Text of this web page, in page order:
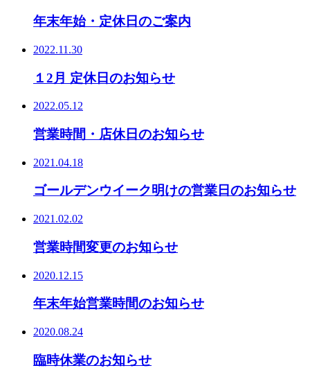
年末年始・定休日のご案内
2022.11.30
１2月 定休日のお知らせ
2022.05.12
営業時間・店休日のお知らせ
2021.04.18
ゴールデンウイーク明けの営業日のお知らせ
2021.02.02
営業時間変更のお知らせ
2020.12.15
年末年始営業時間のお知らせ
2020.08.24
臨時休業のお知らせ